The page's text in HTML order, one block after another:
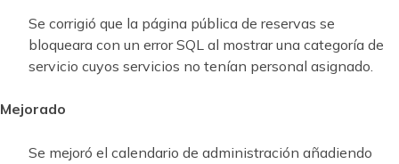
Se corrigió que la página pública de reservas se
bloqueara con un error SQL al mostrar una categoría de
servicio cuyos servicios no tenían personal asignado.
Mejorado
Se mejoró el calendario de administración añadiendo